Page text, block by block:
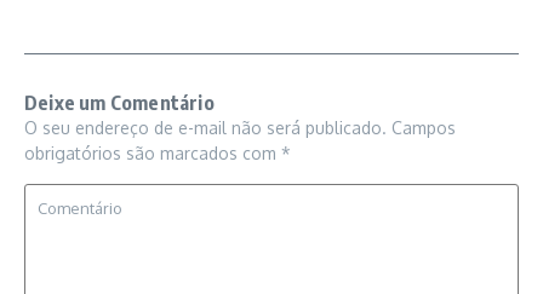
Deixe um Comentário
O seu endereço de e-mail não será publicado. Campos
obrigatórios são marcados com *